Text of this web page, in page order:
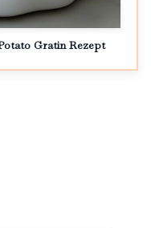
Gratin Rezept